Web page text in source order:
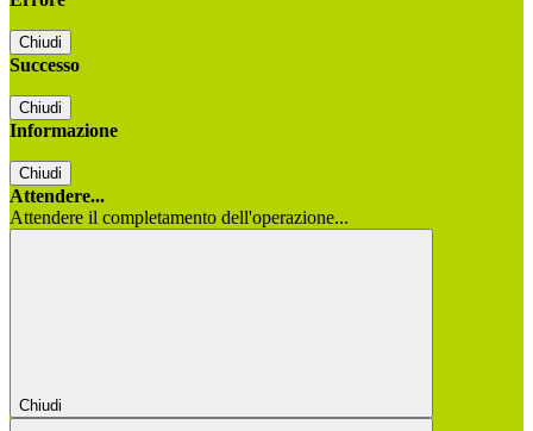
Chiudi
Successo
Chiudi
Informazione
Chiudi
Attendere...
Attendere il completamento dell'operazione...
Chiudi